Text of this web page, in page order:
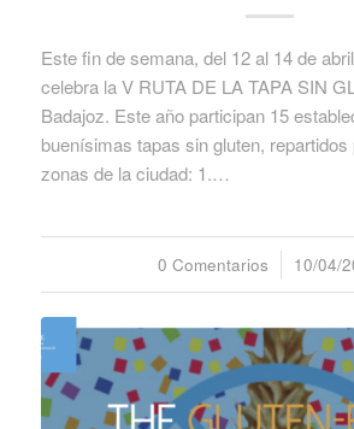
Este fin de semana, del 12 al 14 de
celebra la V RUTA DE LA TAPA SIN
Badajoz. Este año participan 15
buenísimas tapas sin gluten,
zonas de la ciudad: 1.…
0 Comentarios
/ 10/04/